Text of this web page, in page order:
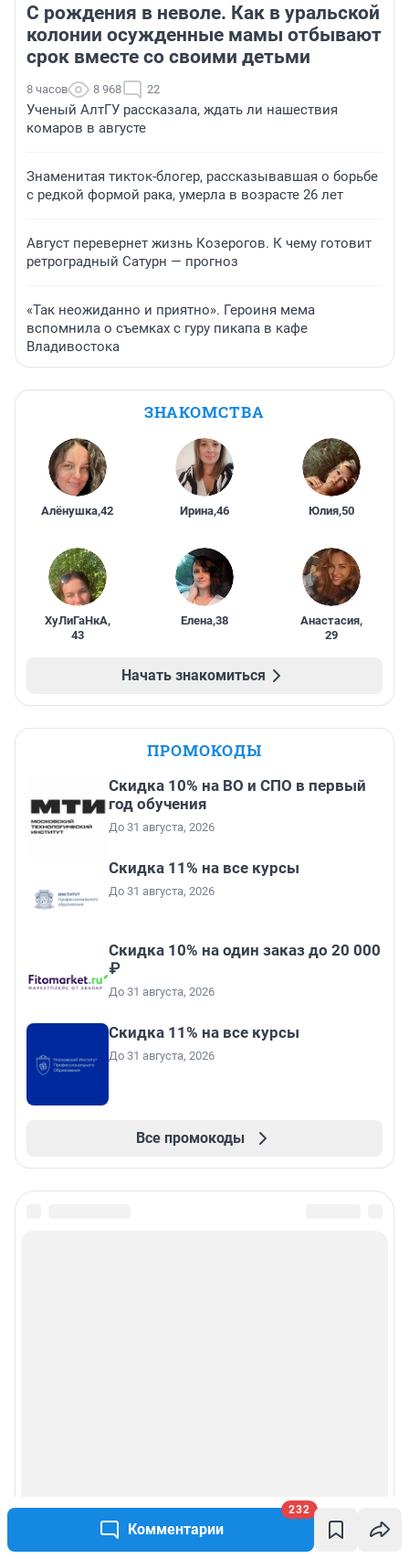
Комментарии
232
С рождения в неволе. Как в уральской
колонии осужденные мамы отбывают
срок вместе со своими детьми
8 часов 8 968 22
Ученый АлтГУ рассказала, ждать ли нашествия
комаров в августе
Знаменитая тикток-блогер, рассказывавшая о борьбе
с редкой формой рака, умерла в возрасте 26 лет
Август перевернет жизнь Козерогов. К чему готовит
ретроградный Сатурн — прогноз
«Так неожиданно и приятно». Героиня мема
вспомнила о съемках с гуру пикапа в кафе
Владивостока
ЗНАКОМСТВА
Алёнушка,42 Ирина,46 Юлия,50
ХуЛиГаНкА,
43
Елена,38 Анастасия,
29
Начать знакомиться
ПРОМОКОДЫ
Скидка 10% на ВО и СПО в первый
год обучения
До 31 августа, 2026
Скидка 11% на все курсы
До 31 августа, 2026
Скидка 10% на один заказ до 20 000
₽
До 31 августа, 2026
Скидка 11% на все курсы
До 31 августа, 2026
Все промокоды